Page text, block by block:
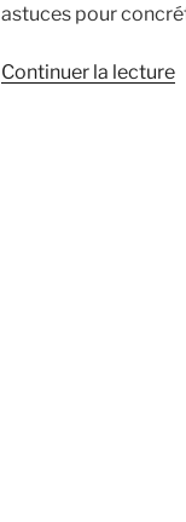
astuces pour
Continuer la lecturede